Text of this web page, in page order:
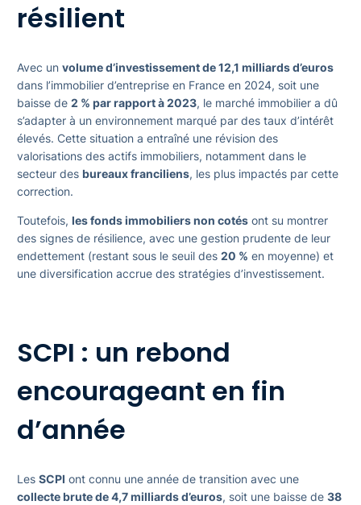
résilient
Avec un volume d’investissement de 12,1 milliards d’euros
dans l’immobilier d’entreprise en France en 2024, soit une
baisse de 2 % par rapport à 2023, le marché immobilier a dû
s’adapter à un environnement marqué par des taux d’intérêt
élevés. Cette situation a entraîné une révision des
valorisations des actifs immobiliers, notamment dans le
secteur des bureaux franciliens, les plus impactés par cette
correction.
Toutefois, les fonds immobiliers non cotés ont su montrer
des signes de résilience, avec une gestion prudente de leur
endettement (restant sous le seuil des 20 % en moyenne) et
une diversification accrue des stratégies d’investissement.
SCPI : un rebond
encourageant en fin
d’année
Les SCPI ont connu une année de transition avec une
collecte brute de 4,7 milliards d’euros, soit une baisse de 38